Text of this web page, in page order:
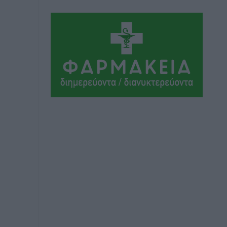
Αεροδρόμιο «Διαγόρας»
πριν 4 ώρες
σπουδαίο έργο πολιτισμού για τη Ρόδο,
που σχεδιάσαμε και εξασφαλίσαμε τη
χρηματοδότησή του, γίνεται
πραγματικότητα»